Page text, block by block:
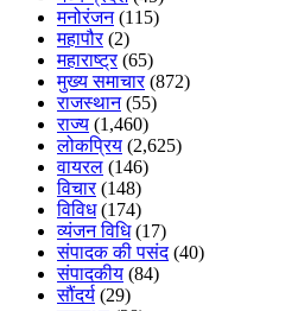
मनोरंजन(115)
महापौर(2)
महाराष्ट्र(65)
मुख्य समाचार(872)
राजस्थान(55)
राज्य (1,460)
लोकप्रिय (2,625)
वायरल (146)
विचार(148)
विविध(174)
व्यंजन विधि(17)
संपादक की पसंद(40)
संपादकीय (84)
सौंदर्य (29)